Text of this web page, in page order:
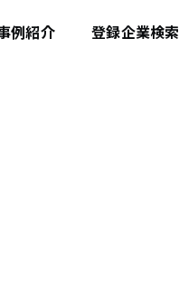
例紹介 登録企業検索